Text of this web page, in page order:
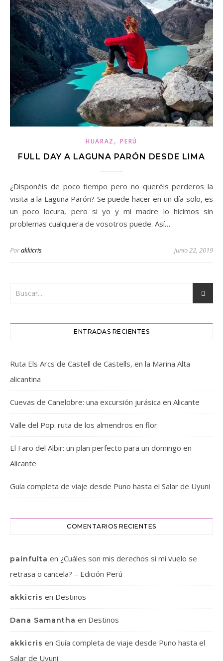
HUARAZ ,PERÚ
FULL DAY A LAGUNA PARÓN DESDE LIMA
¿Disponéis de poco tiempo pero no queréis perderos la
visita a la Laguna Parón? Se puede hacer en un día solo, es
un poco locura, pero si yo y mi madre lo hicimos sin
problemas cualquiera de vosotros puede. Así…
Porakkicris junio 22, 2019
ENTRADAS RECIENTES
Ruta Els Arcs de Castell de Castells, en la Marina Alta
alicantina
Cuevas de Canelobre: una excursión jurásica en Alicante
Valle del Pop: ruta de los almendros en flor
El Faro del Albir: un plan perfecto para un domingo en
Alicante
Guía completa de viaje desde Puno hasta el Salar de Uyuni
COMENTARIOS RECIENTES
painfulta en ¿Cuáles son mis derechos si mi vuelo se
retrasa o cancela? – Edición Perú
akkicris en Destinos
Dana Samantha en Destinos
akkicris en Guía completa de viaje desde Puno hasta el
Salar de Uyuni